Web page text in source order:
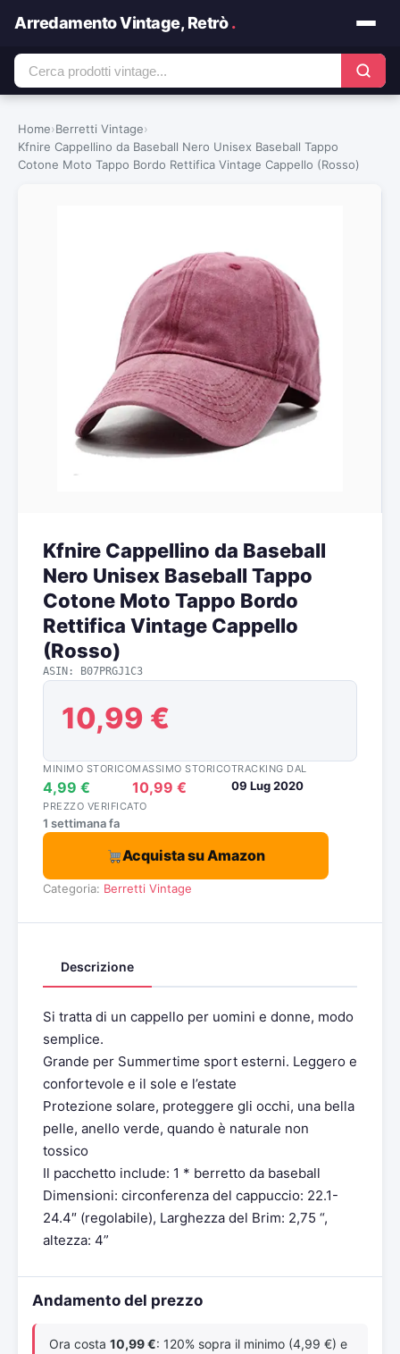
Arredamento Vintage, Retrò.
Home›Berretti Vintage›
Kfnire Cappellino da Baseball Nero Unisex Baseball Tappo
Cotone Moto Tappo Bordo Rettifica Vintage Cappello (Rosso)
Kfnire Cappellino da Baseball
Nero Unisex Baseball Tappo
Cotone Moto Tappo Bordo
Rettifica Vintage Cappello
(Rosso)
ASIN: B07PRGJ1C3
10,99 €
MINIMO STORICO
4,99 €
MASSIMO STORICO
10,99 €
TRACKING DAL
09 Lug 2020
PREZZO VERIFICATO
1 settimana fa
Acquista su Amazon
Categoria: Berretti Vintage
Descrizione
Si tratta di un cappello per uomini e donne, modo
semplice.
Grande per Summertime sport esterni. Leggero e
confortevole e il sole e l’estate
Protezione solare, proteggere gli occhi, una bella
pelle, anello verde, quando è naturale non
tossico
Il pacchetto include: 1 * berretto da baseball
Dimensioni: circonferenza del cappuccio: 22.1-
24.4″ (regolabile), Larghezza del Brim: 2,75 “,
altezza: 4”
Andamento del prezzo
Ora costa 10,99 €: 120% sopra il minimo (4,99 €) e